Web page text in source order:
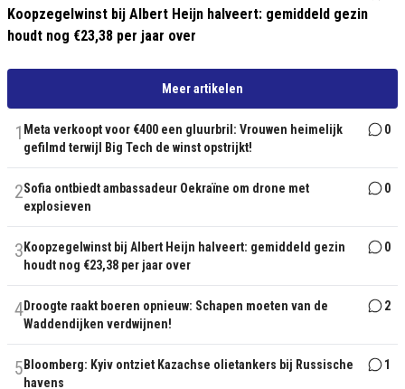
Koopzegelwinst bij Albert Heijn halveert: gemiddeld gezin
houdt nog €23,38 per jaar over
Meer artikelen
1 Meta verkoopt voor €400 een gluurbril: Vrouwen heimelijk
gefilmd terwijl Big Tech de winst opstrijkt!
0
2Sofia ontbiedt ambassadeur Oekraïne om drone met
explosieven
0
3 Koopzegelwinst bij Albert Heijn halveert: gemiddeld gezin
houdt nog €23,38 per jaar over
0
4Droogte raakt boeren opnieuw: Schapen moeten van de
Waddendijken verdwijnen!
2
5 Bloomberg: Kyiv ontziet Kazachse olietankers bij Russische
havens
1